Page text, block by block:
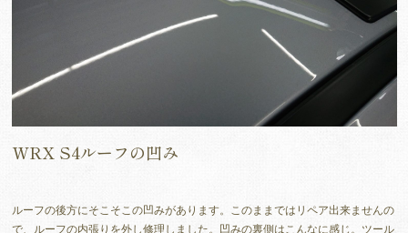
WRX S4ルーフの凹み
ルーフの後方にそこそこの凹みがあります。このままではリペア出来ませんの
で、ルーフの内張りを外し修理しました。凹みの裏側はこんなに感じ。ツール